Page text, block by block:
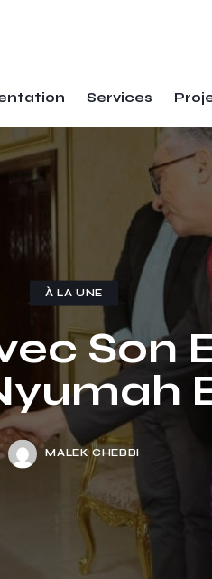
Services
À LA UNE
Son
MALEK CHEBBI